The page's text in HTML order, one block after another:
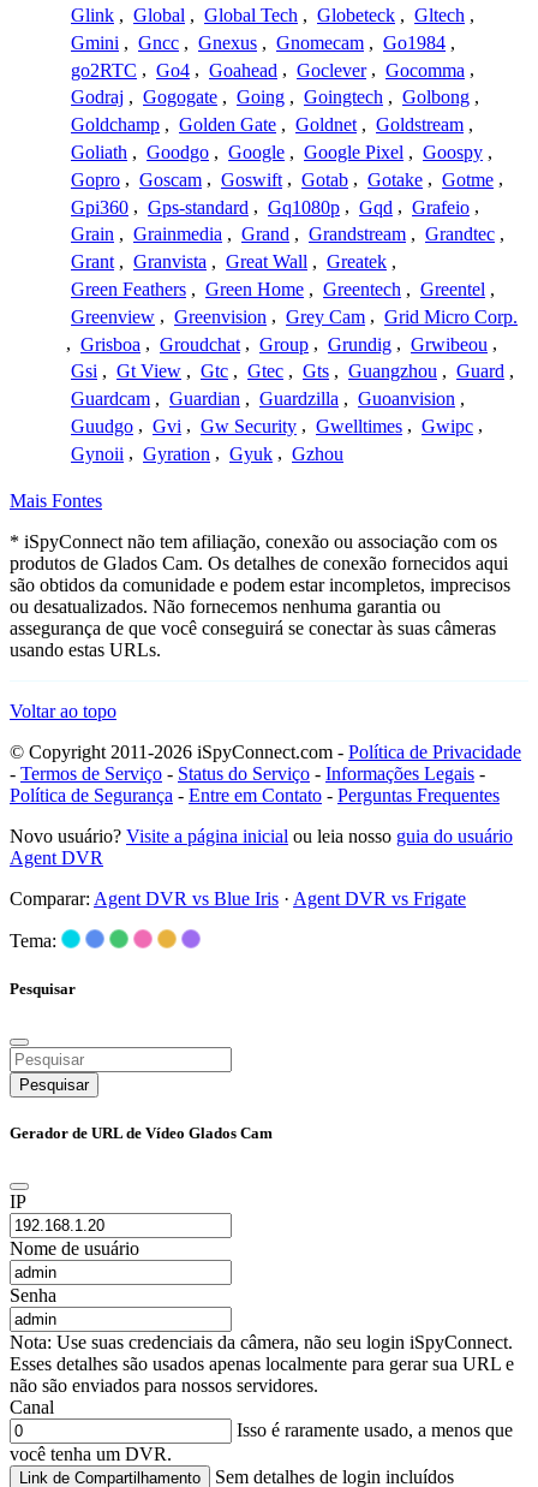
Glink , Global , Global Tech , Globeteck , Gltech ,
Gmini , Gncc , Gnexus , Gnomecam , Go1984 ,
go2RTC , Go4 , Goahead , Goclever , Gocomma ,
Godraj , Gogogate , Going , Goingtech , Golbong ,
Goldchamp , Golden Gate , Goldnet , Goldstream ,
Goliath , Goodgo , Google , Google Pixel , Goospy ,
Gopro , Goscam , Goswift , Gotab , Gotake , Gotme ,
Gpi360 , Gps-standard , Gq1080p , Gqd , Grafeio ,
Grain , Grainmedia , Grand , Grandstream , Grandtec ,
Grant , Granvista , Great Wall , Greatek ,
Green Feathers , Green Home , Greentech , Greentel ,
Greenview , Greenvision , Grey Cam , Grid Micro Corp.
, Grisboa , Groudchat , Group , Grundig , Grwibeou ,
Gsi , Gt View , Gtc , Gtec , Gts , Guangzhou , Guard ,
Guardcam , Guardian , Guardzilla , Guoanvision ,
Guudgo , Gvi , Gw Security , Gwelltimes , Gwipc ,
Gynoii , Gyration , Gyuk , Gzhou
Mais Fontes
* iSpyConnect não tem afiliação, conexão ou associação com os
produtos de Glados Cam. Os detalhes de conexão fornecidos aqui
são obtidos da comunidade e podem estar incompletos, imprecisos
ou desatualizados. Não fornecemos nenhuma garantia ou
assegurança de que você conseguirá se conectar às suas câmeras
usando estas URLs.
Voltar ao topo
© Copyright 2011-2026 iSpyConnect.com - Política de Privacidade
- Termos de Serviço - Status do Serviço - Informações Legais -
Política de Segurança - Entre em Contato - Perguntas Frequentes
Novo usuário? Visite a página inicial ou leia nosso guia do usuário
Agent DVR
Comparar: Agent DVR vs Blue Iris · Agent DVR vs Frigate
Tema:
Pesquisar
Pesquisar
Gerador de URL de Vídeo Glados Cam
IP
Nome de usuário
Senha
Nota: Use suas credenciais da câmera, não seu login iSpyConnect.
Esses detalhes são usados apenas localmente para gerar sua URL e
não são enviados para nossos servidores.
Canal
Isso é raramente usado, a menos que
você tenha um DVR.
Link de Compartilhamento Sem detalhes de login incluídos